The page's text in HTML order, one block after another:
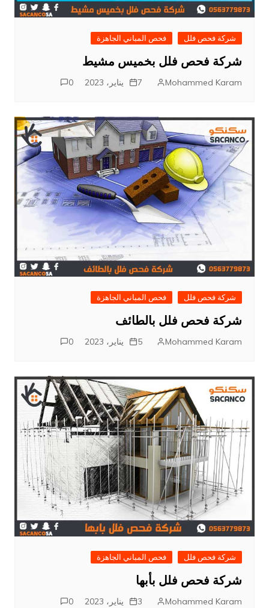
شركة فحص فلل فحص المباني الجاهزة
شركة فحص فلل بخميس مشيط
Mohammed Karam 7 يناير، 2023 0
شركة فحص فلل فحص المباني الجاهزة
شركة فحص فلل بالطائف
Mohammed Karam 5 يناير، 2023 0
شركة فحص فلل فحص المباني الجاهزة
شركة فحص فلل بأبها
Mohammed Karam 3 يناير، 2023 0